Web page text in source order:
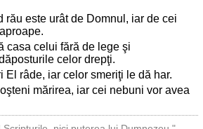
rău este urât de Domnul, iar de cei
casa celui fără de lege şi
celor drepţi.
El râde, iar celor smeriţi le dă har.
mărirea, iar cei nebuni vor avea